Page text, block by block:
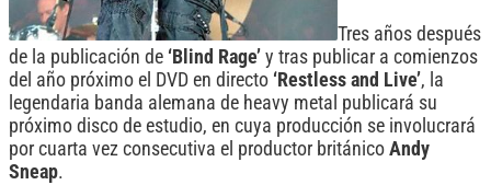
Tres años después
de la publicación de ‘Blind Rage’ y tras publicar a comienzos
del año próximo el DVD en directo ‘Restless and Live’, la
legendaria banda alemana de heavy metal publicará su
próximo disco de estudio, en cuya producción se involucrará
por cuarta vez consecutiva el productor británico Andy
Sneap.